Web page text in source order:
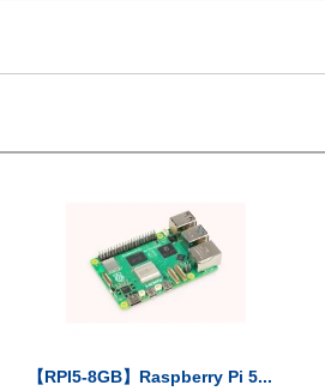
【RPI5-8GB】Raspberry Pi 5...